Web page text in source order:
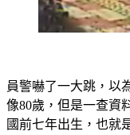
員警嚇了一大跳，以
像80歲，但是一查資
國前七年出生，也就